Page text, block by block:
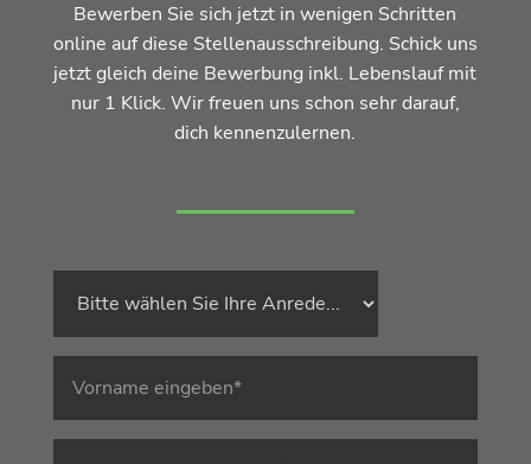
Bewerben Sie sich jetzt in wenigen Schritten
online auf diese Stellenausschreibung. Schick uns
jetzt gleich deine Bewerbung inkl. Lebenslauf mit
nur 1 Klick. Wir freuen uns schon sehr darauf,
dich kennenzulernen.